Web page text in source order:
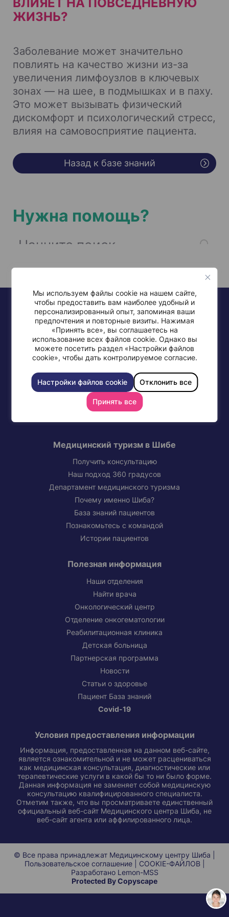
Мы используем файлы cookie на нашем сайте,
чтобы предоставить вам наиболее удобный и
персонализированный опыт, запоминая ваши
предпочтения и повторные визиты. Нажимая
«Принять все», вы соглашаетесь на
использование всех файлов cookie. Однако вы
можете посетить раздел «Настройки файлов
cookie», чтобы дать контролируемое согласие.
Настройки файлов cookie Отклонить все
Принять все
ЖИЗНЬ?
Заболевание может значительно
повлиять на качество жизни из-за
увеличения лимфоузлов в ключевых
зонах — на шее, в подмышках и в паху.
Это может вызывать физический
дискомфорт и психологический стресс,
влияя на самовосприятие пациента.
Назад к базе знаний
Нужна помощь?
+972-77-997-0568
СВЯЖИТЕСЬ С МЕДИЦИНСКИМ ЦЕНТРОМ ШИБА
Медицинский туризм в Шибе
Получить консультацию
Наш подход 360 градусов
Департамент медицинского туризма
Почему именно Шиба?
База знаний пациентов
Познакомьтесь с командой
Истории пациентов
Полезная информация
Наши отделения
Найти врача
Онкологический центр
Отделение онкогематологии
Реабилитационная клиника
Детская больница
Партнерская программа
Новости
Статьи о здоровье
Пациент База знаний
Covid-19
Условия предоставления информации
Информация, предоставленная на данном веб-сайте,
является ознакомительной и не может расцениваться
как медицинская консультация, диагностические или
терапевтические услуги в какой бы то ни было форме.
Данная информация не заменяет собой медицинскую
консультацию квалифицированного специалиста.
Отметим также, что вы просматриваете единственный
официальный веб-сайт Медицинского центра Шиба, не
веб-сайт агента или аффилированного лица.
© Все права принадлежат Медицинскому центру Шиба |
Пользовательское соглашение| COOKIE-ФАЙЛОВ|
Разработано Lemon-MSS
Protected By Copyscape